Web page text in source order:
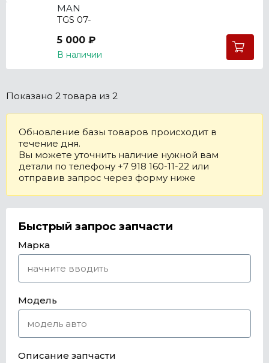
MAN
TGS 07-
5 000 ₽
В наличии
Показано 2 товара из 2
Обновление базы товаров происходит в
течение дня.
Вы можете уточнить наличие нужной вам
детали по телефону +7 918 160-11-22 или
отправив запрос через форму ниже
Быстрый запрос запчасти
Марка
Модель
Описание запчасти